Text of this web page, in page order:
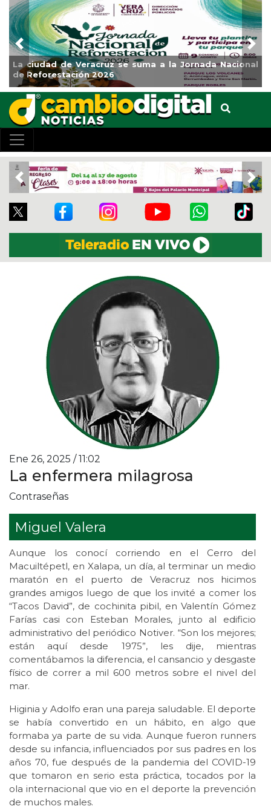
a la Jornada Nacional
Impulsa Gobierno Municipal
Clases
Previous
Previous
Ene 26, 2025 / 11:02
La enfermera milagrosa
Contraseñas
Miguel Valera
Aunque los conocí corriendo en el Cerro del
Macuiltépetl, en Xalapa, un día, al terminar un medio
maratón en el puerto de Veracruz nos hicimos
grandes amigos luego de que los invité a comer los
“Tacos David”, de cochinita pibil, en Valentín Gómez
Farías casi con Esteban Morales, junto al edificio
administrativo del periódico Notiver. “Son los mejores;
están aquí desde 1975”, les dije, mientras
comentábamos la diferencia, el cansancio y desgaste
físico de correr a mil 600 metros sobre el nivel del
mar.
Higinia y Adolfo eran una pareja saludable. El deporte
se había convertido en un hábito, en algo que
formaba ya parte de su vida. Aunque fueron runners
desde su infancia, influenciados por sus padres en los
años 70, fue después de la pandemia del COVID-19
que tomaron en serio esta práctica, tocados por la
ola internacional que vio en el deporte la prevención
de muchos males.